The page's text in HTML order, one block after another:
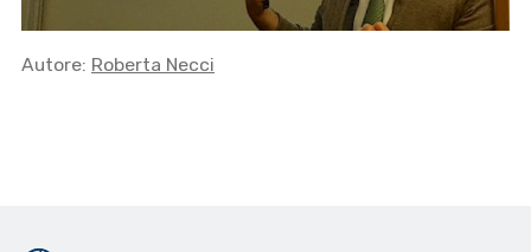
Autore: Roberta Necci